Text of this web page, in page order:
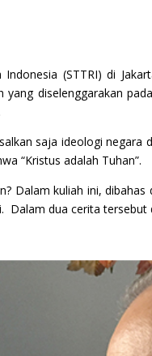
(STTRI) di
diselenggarakan
saja ideologi negara
“Kristus adalah Tuhan”.
Dalam kuliah ini,
dua cerita tersebut